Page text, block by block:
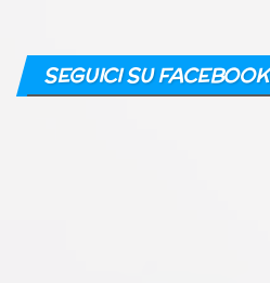
SEGUICI SU FACEBOOK